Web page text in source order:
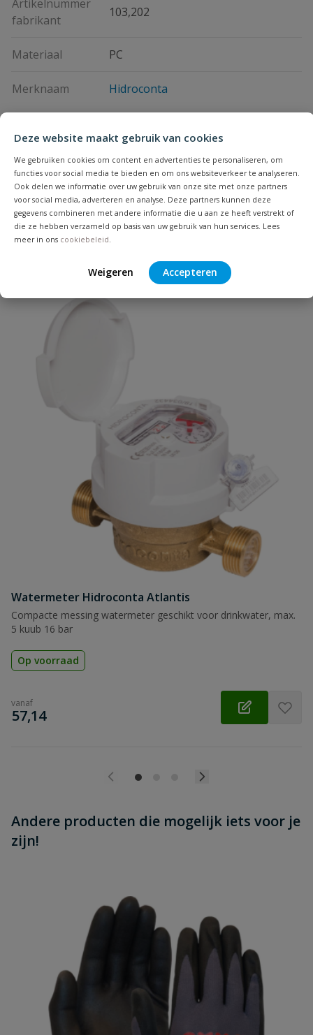
Deze website maakt gebruik van cookies
We gebruiken cookies om content en advertenties te personaliseren, om
functies voor social media te bieden en om ons websiteverkeer te analyseren.
Ook delen we informatie over uw gebruik van onze site met onze partners
voor social media, adverteren en analyse. Deze partners kunnen deze
gegevens combineren met andere informatie die u aan ze heeft verstrekt of
die ze hebben verzameld op basis van uw gebruik van hun services. Lees
meer in ons cookiebeleid.
Weigeren Accepteren
Artikelnummer
fabrikant
103,202
Materiaal PC
Merknaam Hidroconta
Vraag en antwoord
Geen vragen
Heb je zelf ook een vraag over
dit product?
Stel jouw
Beoordelingen
Schrijf zelf een beoordeling
Communicatiemodule IRIS voor
Hidroconta Atlantis & Triton watermeter
Uw waardering:
Beoordeling
Beoordeling versturen
Bijpassende producten
Watermeter Hidroconta Atlantis
Compacte messing watermeter geschikt voor drinkwater, max.
5 kuub 16 bar
Op voorraad
vanaf
€
57,14
Andere producten die mogelijk iets voor je
zijn!